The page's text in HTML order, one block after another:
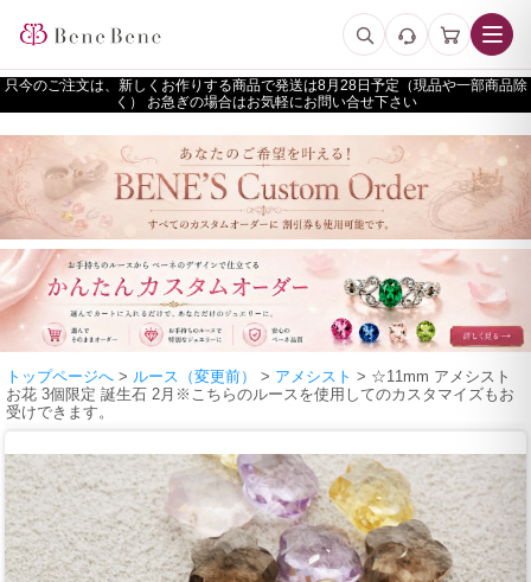
只今のご注文は、新しくお作りする商品で発送は
予定（現品や一部商品除
く） お急ぎの場合はお気軽にお問い合せ下さい
トップページへ > ルース（変更前） > アメシスト > ☆11mm アメシスト
お花 3個限定 誕生石 2月※こちらのルースを使用してのカスタマイズもお
受けできます。